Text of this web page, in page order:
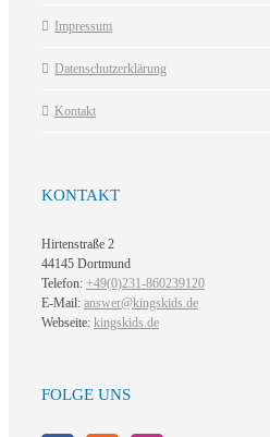
Impressum
Datenschutzerklärung
Kontakt
KONTAKT
Hirtenstraße 2
44145 Dortmund
Telefon: +49(0)231-860239120
E-Mail: answer@kingskids.de
Webseite: kingskids.de
FOLGE UNS